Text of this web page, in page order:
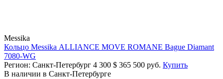
Messika
Кольцо Messika ALLIANCE MOVE ROMANE Bague Diamant
7080-WG
Регион: Санкт-Петербург 4 300 $ 365 500 руб. Купить
В наличии в Санкт-Петербурге